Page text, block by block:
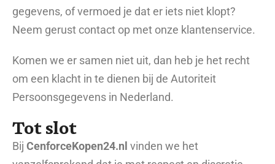
gegevens, of vermoed je dat er iets niet klopt?
Neem gerust contact op met onze klantenservice.
Komen we er samen niet uit, dan heb je het recht
om een klacht in te dienen bij de Autoriteit
Persoonsgegevens in Nederland.
Tot slot
Bij CenforceKopen24.nl vinden we het